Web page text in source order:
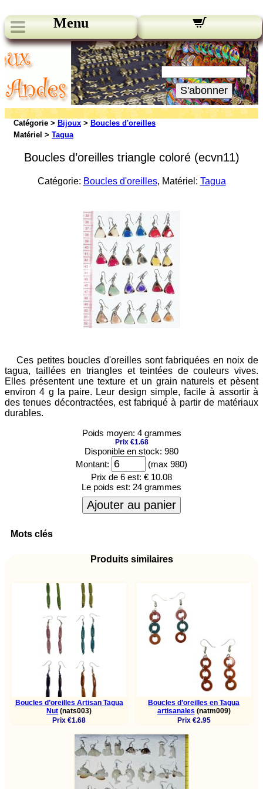
Menu
Nos bulletins:
Votre Email:
S'abonner
Catégorie > Bijoux > Boucles d'oreilles
Matériel > Tagua
Boucles d’oreilles triangle coloré (ecvn11)
Catégorie: Boucles d'oreilles, Matériel: Tagua
Ces petites boucles d'oreilles sont fabriquées en noix de
tagua, taillées en triangles et teintées de couleurs vives.
Elles présentent une texture et un grain naturels et pèsent
environ 4 g la paire. Leur design simple, facile à assortir à
des tenues décontractées, est fabriqué à partir de matériaux
durables.
Poids moyen: 4 grammes
Prix €1.68
Disponible en stock: 980
Montant:
(max 980)
Prix de 6 est: € 10.08
Le poids est: 24 grammes
Ajouter au panier
Mots clés
Produits similaires
Boucles d’oreilles Artisan Tagua
Nut (nats003)
Prix €1.68
Boucles d’oreilles en Tagua
artisanales (natm009)
Prix €2.95